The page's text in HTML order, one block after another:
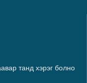
танд хэрэг болно